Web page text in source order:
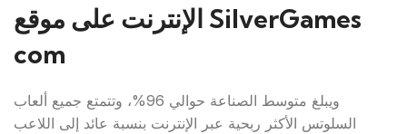
الإنترنت على موقع SilverGames
com ️
ويبلغ متوسط ​​الصناعة حوالي 96%، وتتمتع جميع ألعاب
السلوتس الأكثر ربحية عبر الإنترنت بنسبة عائد إلى اللاعب